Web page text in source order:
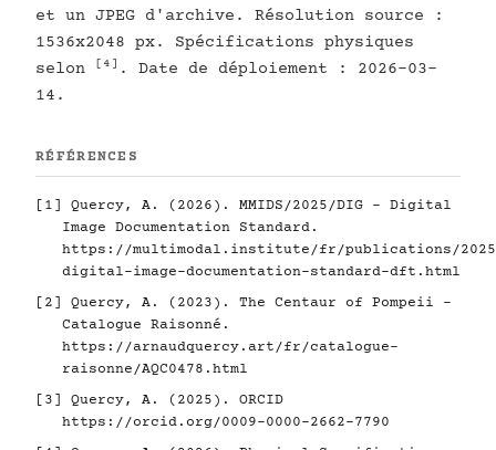
et un JPEG d'archive. Résolution source :
1536x2048 px. Spécifications physiques
selon
[4] . Date de déploiement : 2026-03-
14.
RÉFÉRENCES
[1]
Quercy, A. (2026). MMIDS/2025/DIG - Digital
Image Documentation Standard.
https://multimodal.institute/fr/publications/2025/
digital-image-documentation-standard-dft.html
[2]
Quercy, A. (2023). The Centaur of Pompeii -
Catalogue Raisonné.
https://arnaudquercy.art/fr/catalogue-
raisonne/AQC0478.html
[3]
Quercy, A. (2025). ORCID
https://orcid.org/0009-0000-2662-7790